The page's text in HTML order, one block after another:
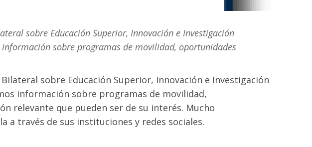
sobre Educación Superior, Innovación e Investigación
sobre programas de movilidad, oportunidades
sobre Educación Superior, Innovación e Investigación
información sobre programas de movilidad,
relevante que pueden ser de su interés. Mucho
a través de sus instituciones y redes sociales.